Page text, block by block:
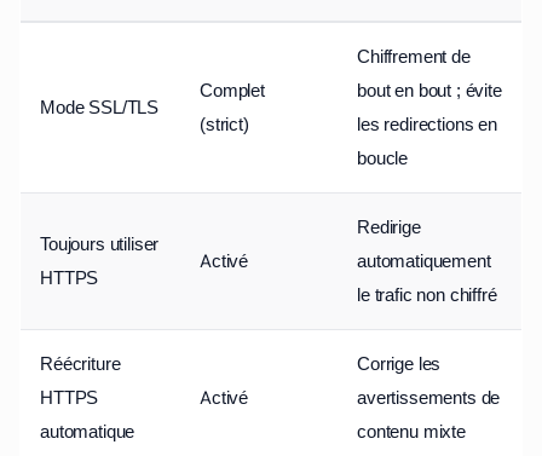
Mode SSL/TLS
Complet
(strict)
Chiffrement de
bout en bout ; évite
les redirections en
boucle
Toujours utiliser
HTTPS
Activé
Redirige
automatiquement
le trafic non chiffré
Réécriture
HTTPS
automatique
Activé
Corrige les
avertissements de
contenu mixte